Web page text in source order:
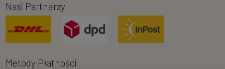
Nasi Partnerzy
Metody Płatności